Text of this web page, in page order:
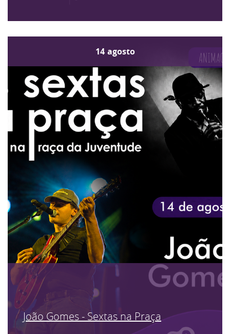
14 agosto
João Gomes - Sextas na Praça